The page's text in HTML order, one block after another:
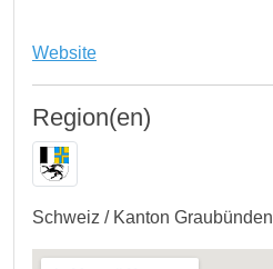
Website
Region(en)
Schweiz / Kanton Graubünden